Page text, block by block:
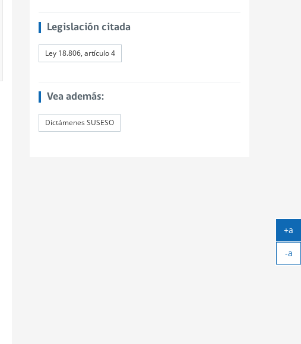
Legislación citada
Ley 18.806, artículo 4
Vea además:
Dictámenes SUSESO
+a
-a